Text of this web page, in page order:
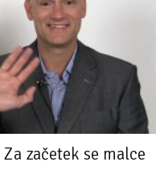
začetek se malce